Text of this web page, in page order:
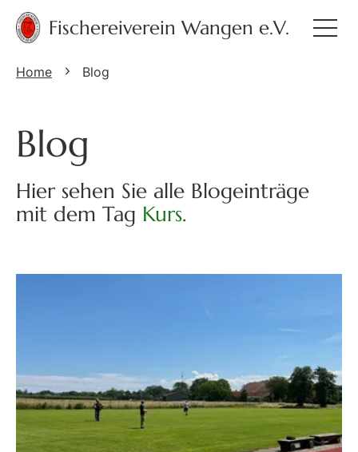
Fischereiverein Wangen e.V.
Home Blog
Blog
Hier sehen Sie alle Blogeinträge
mit dem Tag Kurs.